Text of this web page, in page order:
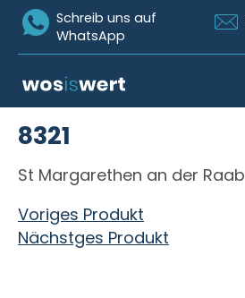
Icon Whatsapp
Schreib uns auf
WhatsApp
8321
St Margarethen an der Raab
Beitragsnavigation
Voriges Produkt
Nächstges Produkt